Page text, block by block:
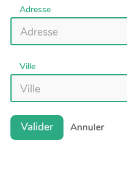
Adresse
Ville
Valider Annuler